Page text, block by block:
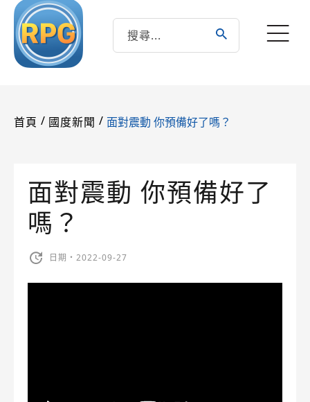
首頁 / 國度新聞 / 面對震動 你預備好了嗎？
面對震動 你預備好了
嗎？
日期・2022-09-27